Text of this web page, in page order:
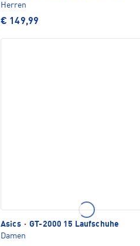
Herren
€ 149,99
Asics · GT-2000 15 Laufschuhe
Damen